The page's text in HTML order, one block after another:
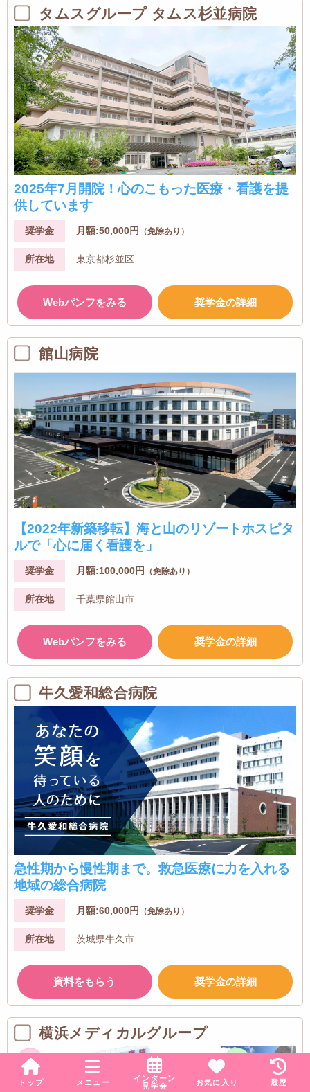
トップ メニュー
インターン
見学会
お気に入り 履歴
タムスグループ タムス杉並病院
2025年7月開院！心のこもった医療・看護を提
供しています
奨学金 月額:50,000円 （免除あり）
所在地 東京都杉並区
Webパンフをみる 奨学金の詳細
館山病院
【2022年新築移転】海と山のリゾートホスピタ
ルで「心に届く看護を」
奨学金 月額:100,000円 （免除あり）
所在地 千葉県館山市
Webパンフをみる 奨学金の詳細
牛久愛和総合病院
急性期から慢性期まで。救急医療に力を入れる
地域の総合病院
奨学金 月額:60,000円 （免除あり）
所在地 茨城県牛久市
資料をもらう 奨学金の詳細
横浜メディカルグループ